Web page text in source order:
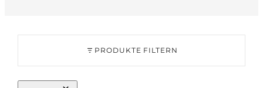
PRODUKTE FILTERN